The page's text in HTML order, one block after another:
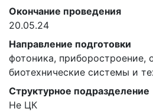
Окончание проведения
20.05.24
Направление подготовки
фотоника, приборостроение,
биотехнические системы и
Структурное подразделение
Не ЦК